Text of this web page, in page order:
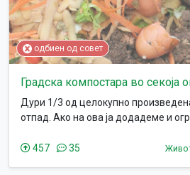
одбиен од совет
Градска компостара во секоја
Дури 1/3 од целокупно
отпад. Ако на ова ја додадеме и
дворовите, ни станува јасно како
457 35